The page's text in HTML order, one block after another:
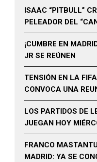
ISAAC “PITBULL”
PELEADOR DEL
¡CUMBRE EN
JR SE REÚNEN
TENSIÓN EN LA
CONVOCA UNA
LOS PARTIDOS DE
JUEGAN HOY
FRANCO
MADRID: YA SE